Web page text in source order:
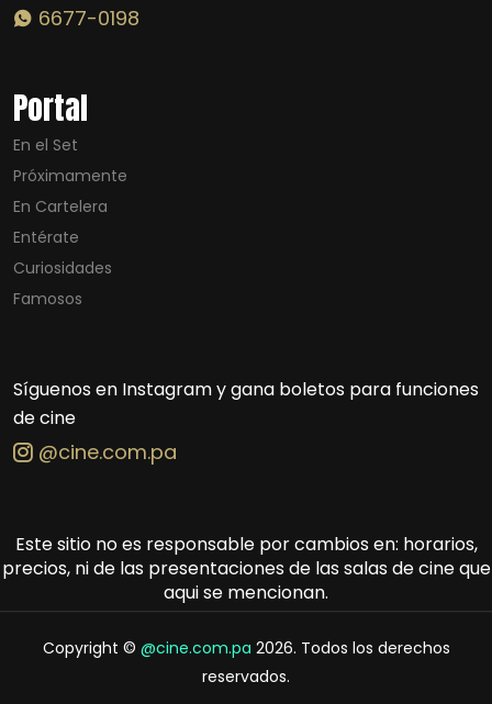
6677-0198
Portal
En el Set
Próximamente
En Cartelera
Entérate
Curiosidades
Famosos
Síguenos en Instagram y gana boletos para funciones
de cine
@cine.com.pa
Este sitio no es responsable por cambios en: horarios,
precios, ni de las presentaciones de las salas de cine que
aqui se mencionan.
Copyright © @cine.com.pa 2026. Todos los derechos
reservados.